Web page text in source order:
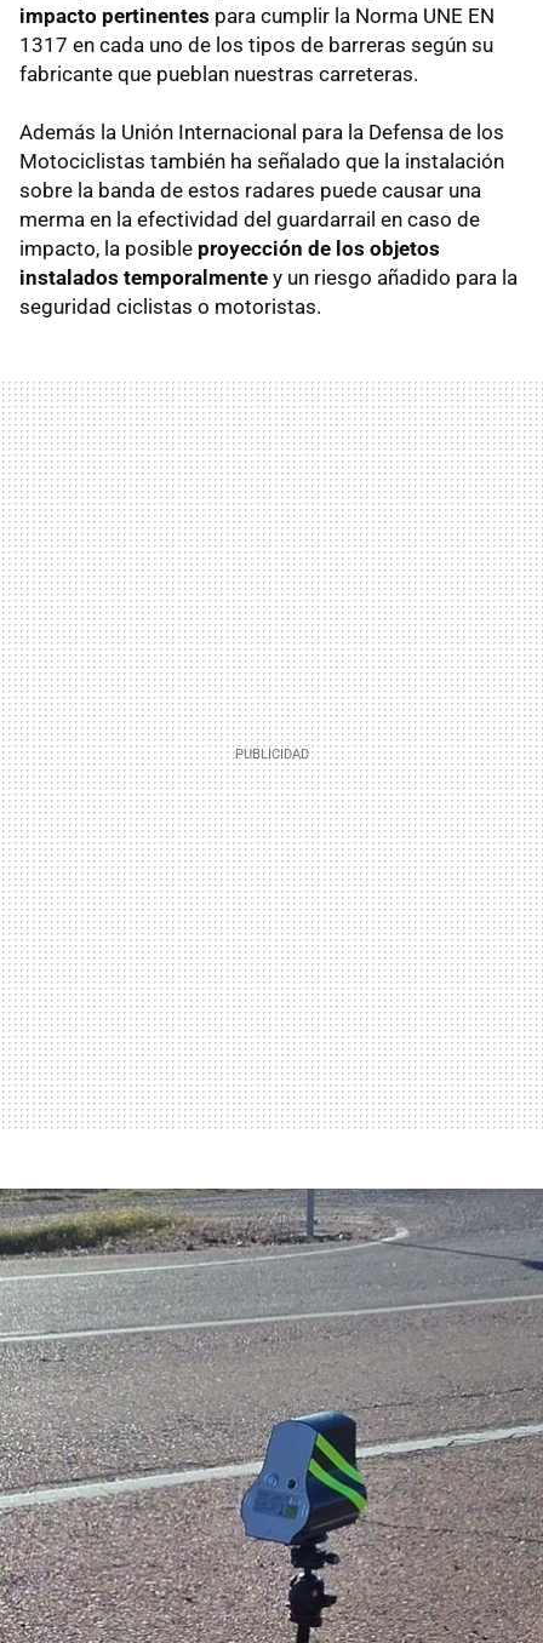
impacto pertinentes para cumplir la Norma UNE EN
1317 en cada uno de los tipos de barreras según su
fabricante que pueblan nuestras carreteras.
Además la Unión Internacional para la Defensa de los
Motociclistas también ha señalado que la instalación
sobre la banda de estos radares puede causar una
merma en la efectividad del guardarrail en caso de
impacto, la posible proyección de los objetos
instalados temporalmente y un riesgo añadido para la
seguridad ciclistas o motoristas.